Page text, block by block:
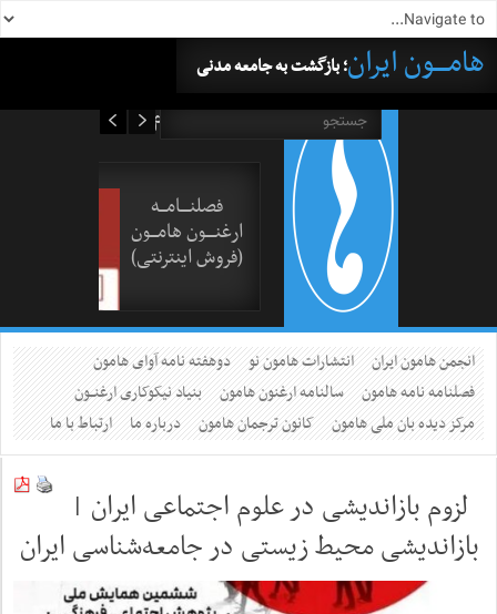
هامــــون ایران؛ بازگشت به جامعه مدنی
فصلنــــامـــه
ارغنــــون هامـــون
(فروش اینترنتی)
انجمن هامون ایران انتشارات هامون نو
دوهفته نامه آوای هامون
فصلنامه نامه هامون
سالنامه ارغنون هامون
بنیاد نیکوکاری ارغنــون
مرکز دیده بان ملی هامون
کانون ترجمان هامون درباره ما ارتباط با ما
لزوم بازاندیشی در علوم اجتماعی ایران |
بازاندیشی محیط زیستی در جامعه‌شناسی ایران